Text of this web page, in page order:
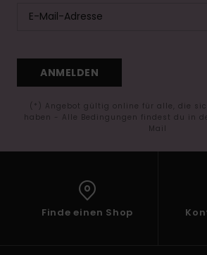
ANMELDEN
(*) Angebot gültig online für alle, die
haben - Alle Bedingungen findest du in
Mail
Finde einen Shop